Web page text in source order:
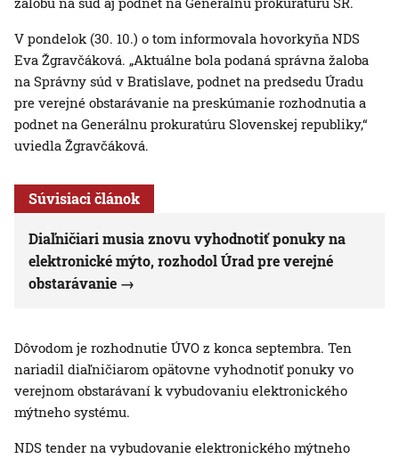
V pondelok (30. 10.) o tom informovala hovorkyňa NDS
Eva Žgravčáková. „Aktuálne bola podaná správna žaloba
na Správny súd v Bratislave, podnet na predsedu Úradu
pre verejné obstarávanie na preskúmanie rozhodnutia a
podnet na Generálnu prokuratúru Slovenskej republiky,“
uviedla Žgravčáková.
Súvisiaci článok
Diaľničiari musia znovu vyhodnotiť ponuky na
elektronické mýto, rozhodol Úrad pre verejné
obstarávanie
Dôvodom je rozhodnutie ÚVO z konca septembra. Ten
nariadil diaľničiarom opätovne vyhodnotiť ponuky vo
verejnom obstarávaní k vybudovaniu elektronického
mýtneho systému.
NDS tender na vybudovanie elektronického mýtneho